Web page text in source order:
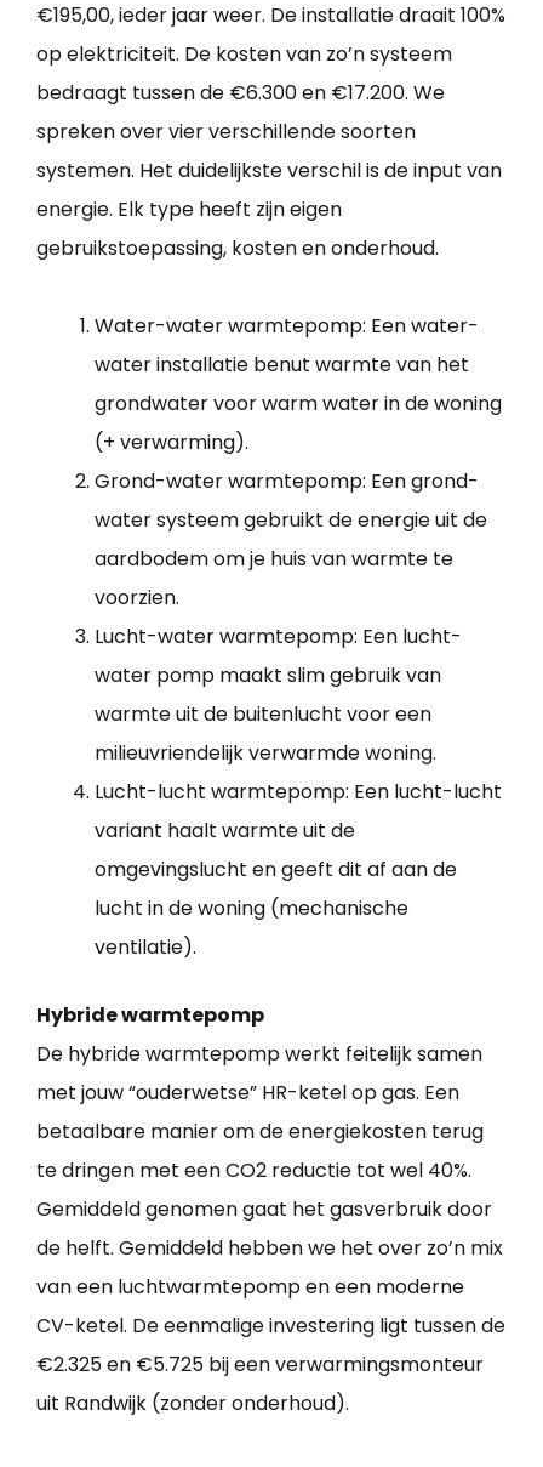
€195,00, ieder jaar weer. De installatie draait 100%
op elektriciteit. De kosten van zo’n systeem
bedraagt tussen de €6.300 en €17.200. We
spreken over vier verschillende soorten
systemen. Het duidelijkste verschil is de input van
energie. Elk type heeft zijn eigen
gebruikstoepassing, kosten en onderhoud.
Water-water warmtepomp: Een water-
water installatie benut warmte van het
grondwater voor warm water in de woning
(+ verwarming).
Grond-water warmtepomp: Een grond-
water systeem gebruikt de energie uit de
aardbodem om je huis van warmte te
voorzien.
Lucht-water warmtepomp: Een lucht-
water pomp maakt slim gebruik van
warmte uit de buitenlucht voor een
milieuvriendelijk verwarmde woning.
Lucht-lucht warmtepomp: Een lucht-lucht
variant haalt warmte uit de
omgevingslucht en geeft dit af aan de
lucht in de woning (mechanische
ventilatie).
Hybride warmtepomp
De hybride warmtepomp werkt feitelijk samen
met jouw “ouderwetse” HR-ketel op gas. Een
betaalbare manier om de energiekosten terug
te dringen met een CO2 reductie tot wel 40%.
Gemiddeld genomen gaat het gasverbruik door
de helft. Gemiddeld hebben we het over zo’n mix
van een luchtwarmtepomp en een moderne
CV-ketel. De eenmalige investering ligt tussen de
€2.325 en €5.725 bij een verwarmingsmonteur
uit Randwijk (zonder onderhoud).